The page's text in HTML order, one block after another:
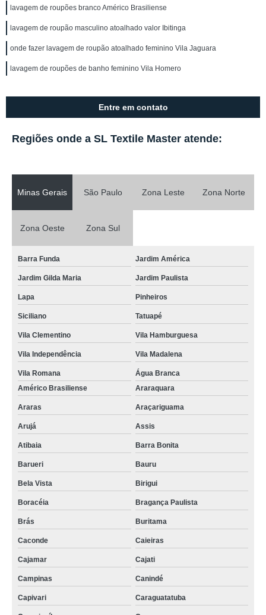
lavagem de roupões branco Américo Brasiliense
lavagem de roupão masculino atoalhado valor Ibitinga
onde fazer lavagem de roupão atoalhado feminino Vila Jaguara
lavagem de roupões de banho feminino Vila Homero
Entre em contato
Regiões onde a SL Textile Master atende:
Minas Gerais São Paulo Zona Leste Zona Norte
Zona Oeste Zona Sul
Barra Funda Jardim América
Jardim Gilda Maria Jardim Paulista
Lapa Pinheiros
Siciliano Tatuapé
Vila Clementino Vila Hamburguesa
Vila Independência Vila Madalena
Vila Romana
Água Branca
Américo Brasiliense
Araraquara
Araras Araçariguama
Arujá Assis
Atibaia Barra Bonita
Barueri Bauru
Bela Vista Birigui
Boracéia Bragança Paulista
Brás Buritama
Caconde Caieiras
Cajamar Cajati
Campinas Canindé
Capivari Caraguatatuba